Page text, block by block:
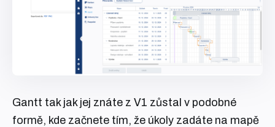
Gantt tak jak jej znáte z V1 zůstal v podobné
formě, kde začnete tím, že úkoly zadáte na mapě